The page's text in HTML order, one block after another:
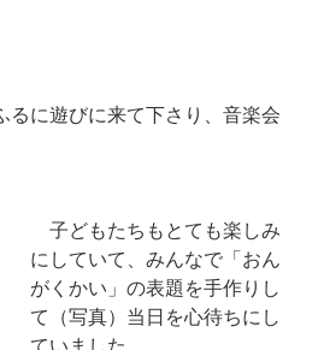
に遊びに来て下さり、音楽会
子どもたちもとても楽しみ
にしていて、みんなで「おん
がくかい」の表題を手作りし
て（写真）当日を心待ちにし
ていました。